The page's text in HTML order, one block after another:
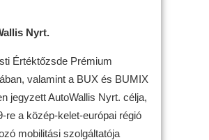
Nyrt.
Értéktőzsde Prémium
valamint a BUX és BUMIX
jegyzett AutoWallis Nyrt. célja,
re a közép-kelet-európai régió
mobilitási szolgáltatója